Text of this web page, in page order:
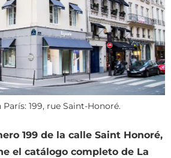
199, rue Saint-Honoré.
199 de la calle Saint Honoré,
el catálogo completo de La